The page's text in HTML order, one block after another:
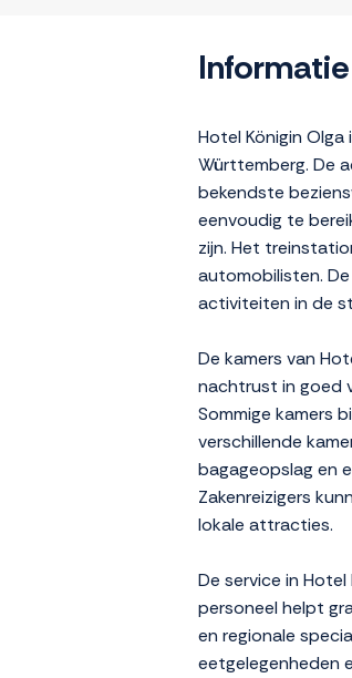
Hotel Königin
Württemberg. De
bekendste
eenvoudig te
zijn. Het
automobilisten.
activiteiten in de
De kamers van
nachtrust in goed
Sommige kamers
verschillende
bagageopslag en
Zakenreizigers
lokale attracties.
De service in
personeel helpt
en regionale
eetgelegenheden